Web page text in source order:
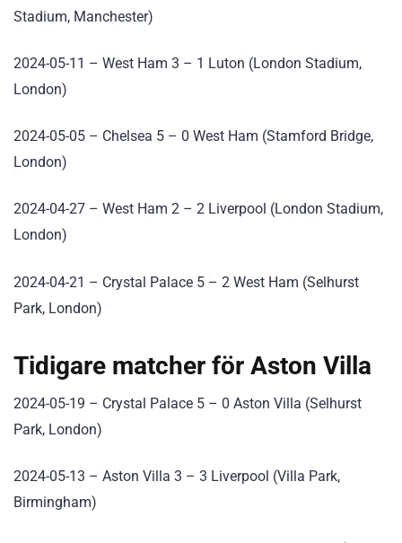
Stadium, Manchester)
2024-05-11 – West Ham 3 – 1 Luton (London Stadium,
London)
2024-05-05 – Chelsea 5 – 0 West Ham (Stamford Bridge,
London)
2024-04-27 – West Ham 2 – 2 Liverpool (London Stadium,
London)
2024-04-21 – Crystal Palace 5 – 2 West Ham (Selhurst
Park, London)
Tidigare matcher för Aston Villa
2024-05-19 – Crystal Palace 5 – 0 Aston Villa (Selhurst
Park, London)
2024-05-13 – Aston Villa 3 – 3 Liverpool (Villa Park,
Birmingham)